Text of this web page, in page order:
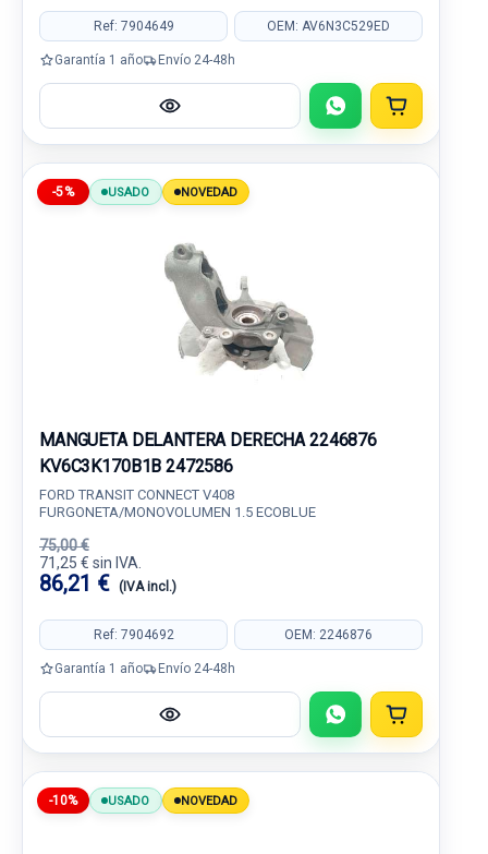
Ref: 7904649 OEM: AV6N3C529ED
Garantía 1 año Envío 24-48h
-5% USADO NOVEDAD
MANGUETA DELANTERA DERECHA 2246876
KV6C3K170B1B 2472586
FORD TRANSIT CONNECT V408
FURGONETA/MONOVOLUMEN 1.5 ECOBLUE
75,00 €
71,25 € sin IVA.
86,21 € (IVA incl.)
Ref: 7904692 OEM: 2246876
Garantía 1 año Envío 24-48h
-10% USADO NOVEDAD